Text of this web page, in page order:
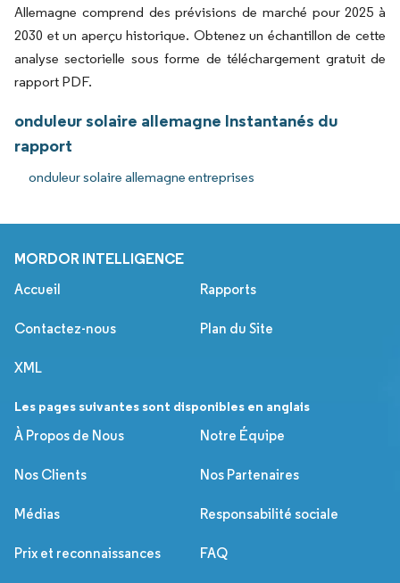
Allemagne comprend des prévisions de marché pour 2025 à
2030 et un aperçu historique. Obtenez un échantillon de cette
analyse sectorielle sous forme de téléchargement gratuit de
rapport PDF.
onduleur solaire allemagne Instantanés du
rapport
onduleur solaire allemagne entreprises
MORDOR INTELLIGENCE
Accueil Rapports
Contactez-nous Plan du Site
XML
Les pages suivantes sont disponibles en anglais
À Propos de Nous
Notre Équipe
Nos Clients Nos Partenaires
Médias Responsabilité sociale
Prix et reconnaissances FAQ